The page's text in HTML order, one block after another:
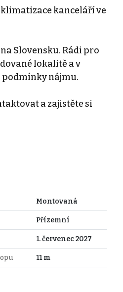
kanceláří ve
Slovensku. Rádi pro
lokalitě a v
nájmu.
a zajistěte si
Montovaná
Přízemní
1. červenec 2027
11 m